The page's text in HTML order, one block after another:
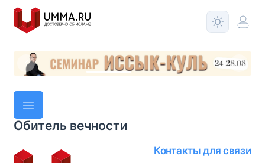
Обитель вечности
Контакты для связи